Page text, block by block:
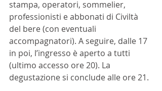
stampa, operatori, sommelier,
professionisti e abbonati di Civiltà
del bere (con eventuali
accompagnatori). A seguire, dalle 17
in poi, l’ingresso è aperto a tutti
(ultimo accesso ore 20). La
degustazione si conclude alle ore 21.